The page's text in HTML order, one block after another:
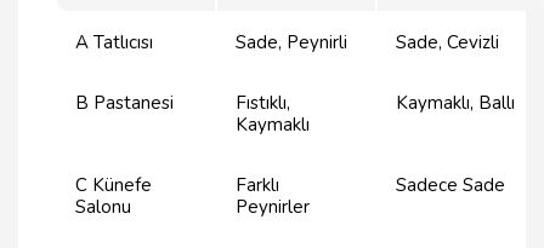
A Tatlıcısı Sade, Peynirli Sade, Cevizli
B Pastanesi
Fıstıklı,
Kaymaklı
Kaymaklı, Ballı
C Künefe
Salonu
Farklı
Peynirler
Sadece Sade